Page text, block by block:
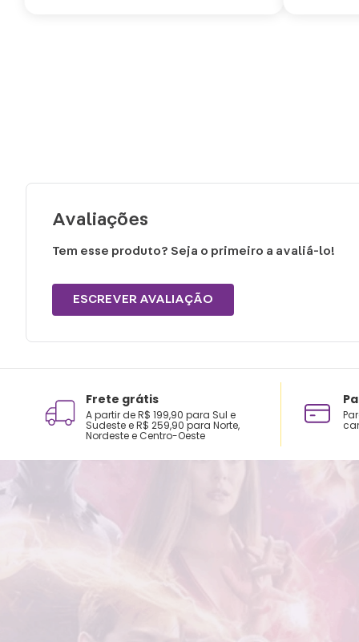
Avaliações
Tem esse produto? Seja o primeiro a avaliá-lo!
ESCREVER AVALIAÇÃO
Frete grátis
A partir de R$ 199,90 para Sul e
Sudeste e R$ 259,90 para Norte,
Nordeste e Centro-Oeste